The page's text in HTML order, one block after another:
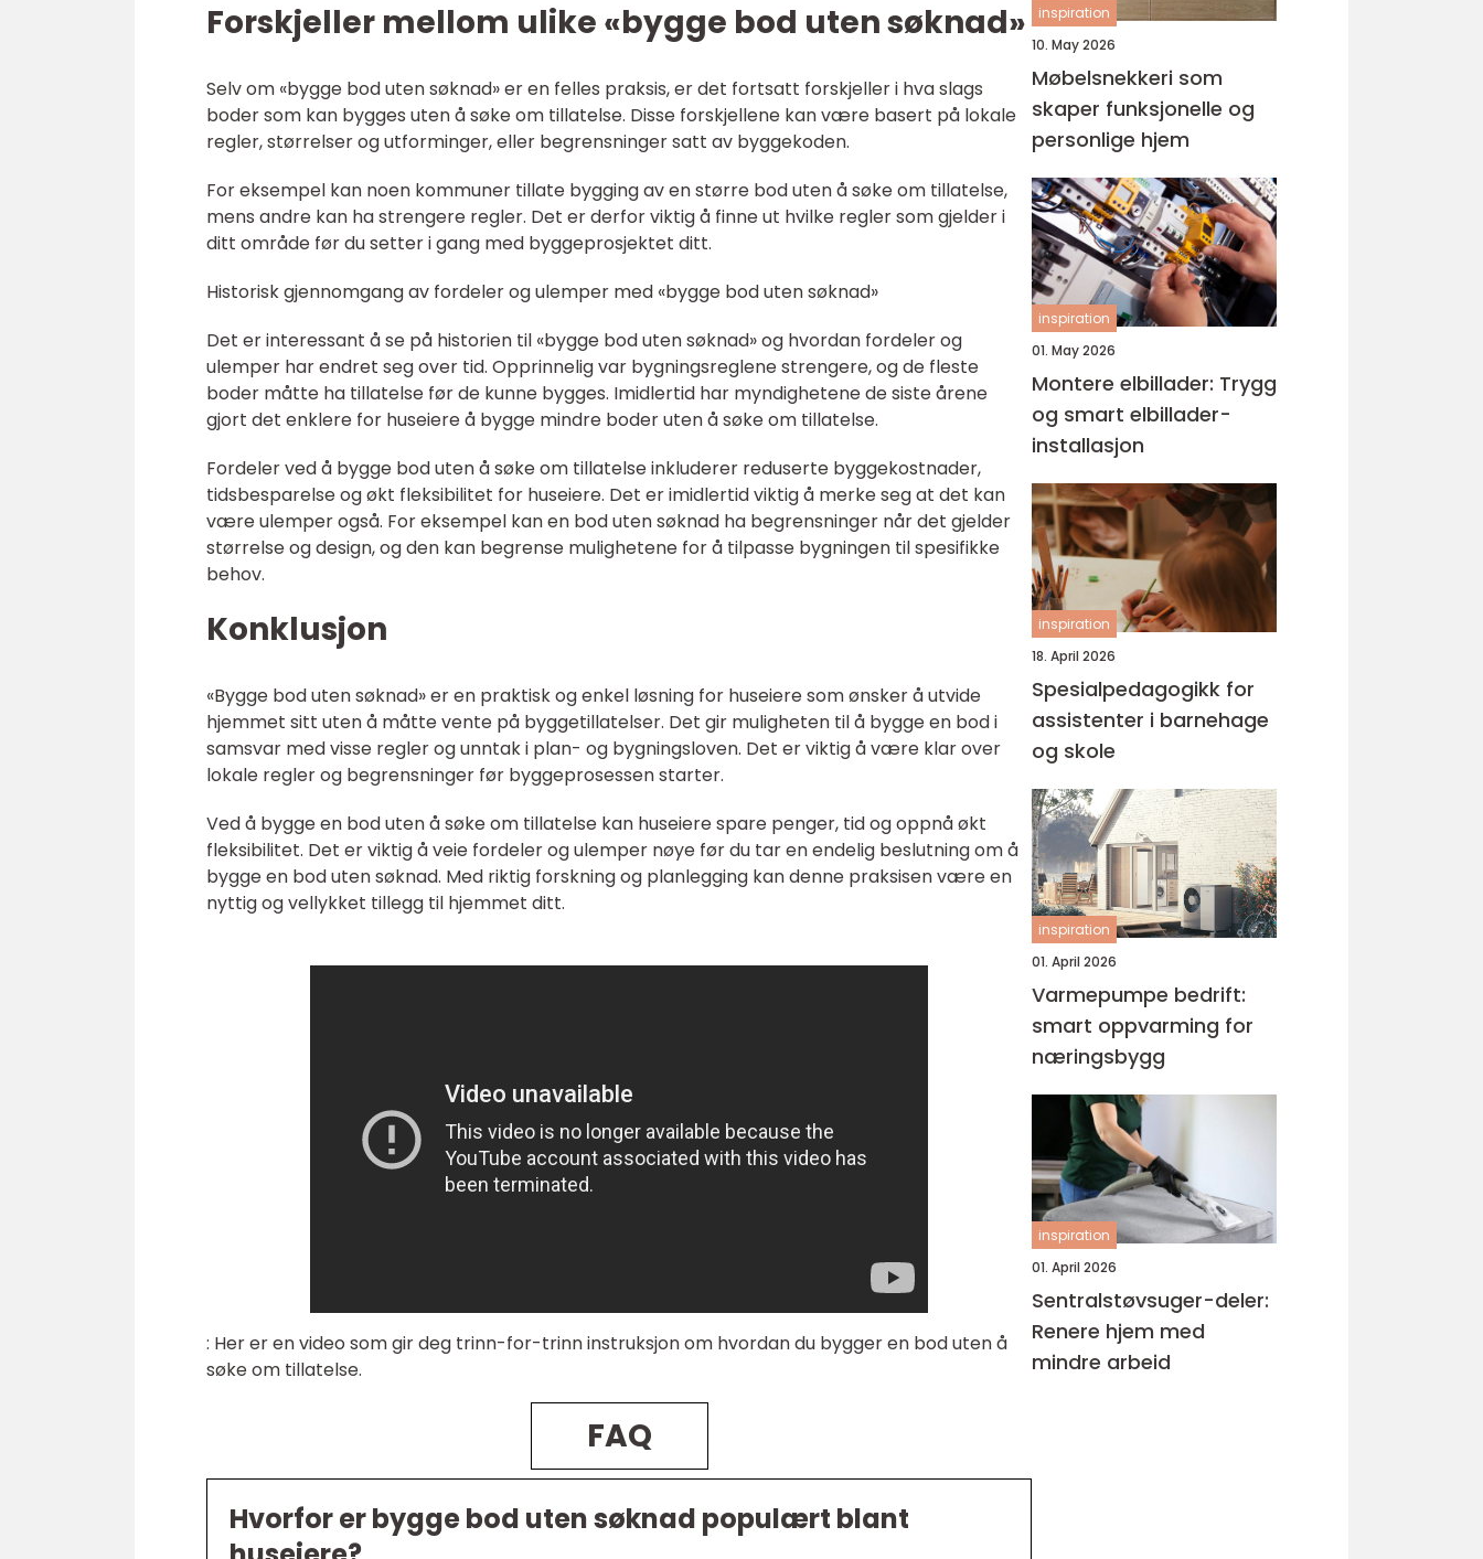
Forskjeller mellom ulike «bygge bod uten søknad»
Selv om «bygge bod uten søknad» er en felles praksis, er det fortsatt forskjeller i hva slags
boder som kan bygges uten å søke om tillatelse. Disse forskjellene kan være basert på lokale
regler, størrelser og utforminger, eller begrensninger satt av byggekoden.
For eksempel kan noen kommuner tillate bygging av en større bod uten å søke om tillatelse,
mens andre kan ha strengere regler. Det er derfor viktig å finne ut hvilke regler som gjelder i
ditt område før du setter i gang med byggeprosjektet ditt.
Historisk gjennomgang av fordeler og ulemper med «bygge bod uten søknad»
Det er interessant å se på historien til «bygge bod uten søknad» og hvordan fordeler og
ulemper har endret seg over tid. Opprinnelig var bygningsreglene strengere, og de fleste
boder måtte ha tillatelse før de kunne bygges. Imidlertid har myndighetene de siste årene
gjort det enklere for huseiere å bygge mindre boder uten å søke om tillatelse.
Fordeler ved å bygge bod uten å søke om tillatelse inkluderer reduserte byggekostnader,
tidsbesparelse og økt fleksibilitet for huseiere. Det er imidlertid viktig å merke seg at det kan
være ulemper også. For eksempel kan en bod uten søknad ha begrensninger når det gjelder
størrelse og design, og den kan begrense mulighetene for å tilpasse bygningen til spesifikke
behov.
Konklusjon
«Bygge bod uten søknad» er en praktisk og enkel løsning for huseiere som ønsker å utvide
hjemmet sitt uten å måtte vente på byggetillatelser. Det gir muligheten til å bygge en bod i
samsvar med visse regler og unntak i plan- og bygningsloven. Det er viktig å være klar over
lokale regler og begrensninger før byggeprosessen starter.
Ved å bygge en bod uten å søke om tillatelse kan huseiere spare penger, tid og oppnå økt
fleksibilitet. Det er viktig å veie fordeler og ulemper nøye før du tar en endelig beslutning om å
bygge en bod uten søknad. Med riktig forskning og planlegging kan denne praksisen være en
nyttig og vellykket tillegg til hjemmet ditt.
: Her er en video som gir deg trinn-for-trinn instruksjon om hvordan du bygger en bod uten å
søke om tillatelse.
FAQ
Hvorfor er bygge bod uten søknad populært blant
inspiration
10. May 2026
Møbelsnekkeri som
skaper funksjonelle og
personlige hjem
inspiration
01. May 2026
Montere elbillader: Trygg
og smart elbillader-
installasjon
inspiration
18. April 2026
Spesialpedagogikk for
assistenter i barnehage
og skole
inspiration
01. April 2026
Varmepumpe bedrift:
smart oppvarming for
næringsbygg
inspiration
01. April 2026
Sentralstøvsuger-deler:
Renere hjem med
mindre arbeid